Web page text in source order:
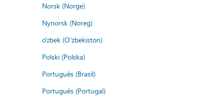
Norsk (Norge)
Nynorsk (Noreg)
o'zbek (O'zbekiston)
Polski (Polska)
Português (Brasil)
Português (Portugal)